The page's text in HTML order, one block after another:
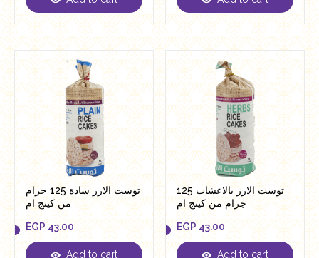
EGP 82.00 EGP 104.00
توست الارز سادة 125 جرام
من كينج ام
EGP 43.00
Add to cart
توست الارز بالاعشاب 125
جرام من كينج ام
EGP 43.00
Add to cart